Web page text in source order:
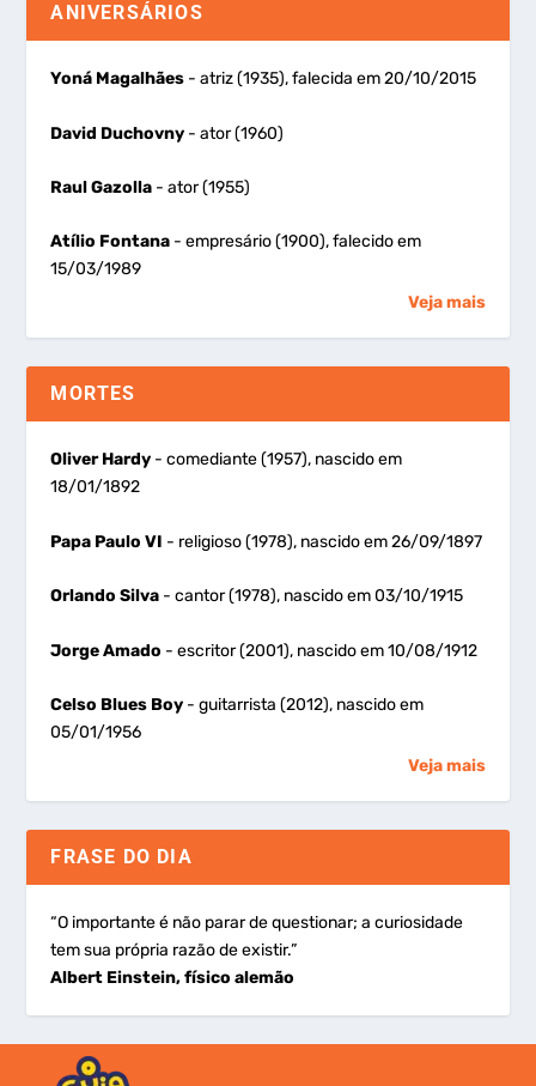
ANIVERSÁRIOS
Yoná Magalhães - atriz (1935), falecida em 20/10/2015
David Duchovny - ator (1960)
Raul Gazolla - ator (1955)
Atílio Fontana - empresário (1900), falecido em
15/03/1989
Veja mais
MORTES
Oliver Hardy - comediante (1957), nascido em
18/01/1892
Papa Paulo VI - religioso (1978), nascido em 26/09/1897
Orlando Silva - cantor (1978), nascido em 03/10/1915
Jorge Amado - escritor (2001), nascido em 10/08/1912
Celso Blues Boy - guitarrista (2012), nascido em
05/01/1956
Veja mais
FRASE DO DIA
“O importante é não parar de questionar; a curiosidade
tem sua própria razão de existir.”
Albert Einstein, físico alemão